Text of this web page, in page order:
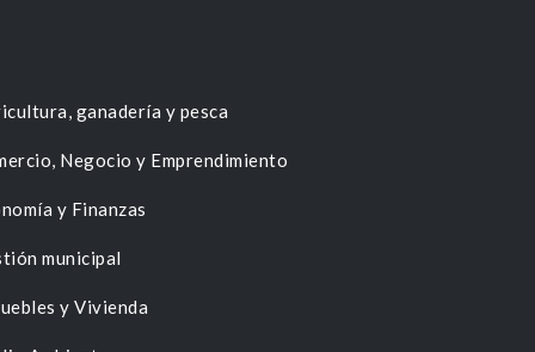
ganadería y pesca
Negocio y Emprendimiento
y Finanzas
municipal
y Vivienda